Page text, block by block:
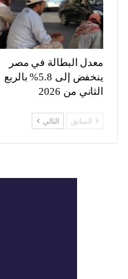
معدل البطالة في مصر
ينخفض إلى 5.8% بالربع
الثاني من 2026
السابق التالي